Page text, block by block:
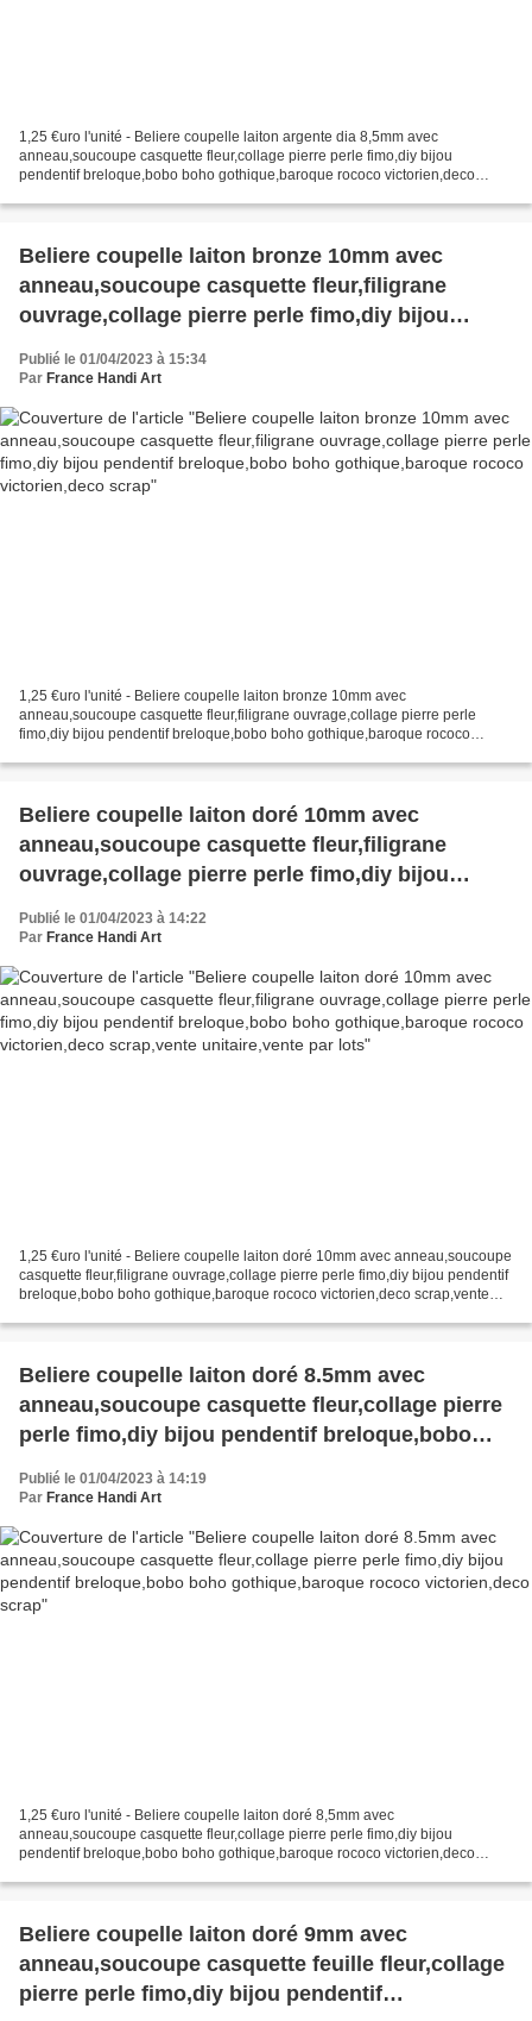
1,25 €uro l'unité - Beliere coupelle laiton argente dia 8,5mm avec
anneau,soucoupe casquette fleur,collage pierre perle fimo,diy bijou
pendentif breloque,bobo boho gothique,baroque rococo victorien,deco
Beliere coupelle laiton bronze 10mm avec
anneau,soucoupe casquette fleur,filigrane
ouvrage,collage pierre perle fimo,diy bijou
gothique,baroque rococo victorien,deco scrap
Publié le 01/04/2023 à 15:34
Par France Handi Art
1,25 €uro l'unité - Beliere coupelle laiton bronze 10mm avec
anneau,soucoupe casquette fleur,filigrane ouvrage,collage pierre perle
fimo,diy bijou pendentif breloque,bobo boho gothique,baroque rococo
Beliere coupelle laiton doré 10mm avec
anneau,soucoupe casquette fleur,filigrane
ouvrage,collage pierre perle fimo,diy bijou
pendentif breloque,bobo boho
gothique,baroque rococo victorien,deco
Publié le 01/04/2023 à 14:22
Par France Handi Art
1,25 €uro l'unité - Beliere coupelle laiton doré 10mm avec anneau,soucoupe
casquette fleur,filigrane ouvrage,collage pierre perle fimo,diy bijou pendentif
breloque,bobo boho gothique,baroque rococo victorien,deco scrap,vente
Beliere coupelle laiton doré 8.5mm avec
anneau,soucoupe casquette fleur,collage pierre
perle fimo,diy bijou pendentif breloque,bobo
scrap
Publié le 01/04/2023 à 14:19
Par France Handi Art
1,25 €uro l'unité - Beliere coupelle laiton doré 8,5mm avec
anneau,soucoupe casquette fleur,collage pierre perle fimo,diy bijou
pendentif breloque,bobo boho gothique,baroque rococo victorien,deco
Beliere coupelle laiton doré 9mm avec
anneau,soucoupe casquette feuille fleur,collage
pierre perle fimo,diy bijou pendentif